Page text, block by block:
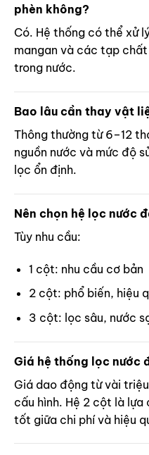
phèn không?
Có. Hệ thống có thể xử
mangan và các tạp
trong nước.
Bao lâu cần thay vật
Thông thường từ 6–12
nguồn nước và mức độ
lọc ổn định.
Nên chọn hệ lọc nước
Tùy nhu cầu:
1 cột: nhu cầu cơ bản
2 cột: phổ biến, hiệu
3 cột: lọc sâu, nước
Giá hệ thống lọc nước
Giá dao động từ vài
cấu hình. Hệ 2 cột là
tốt giữa chi phí và hiệu